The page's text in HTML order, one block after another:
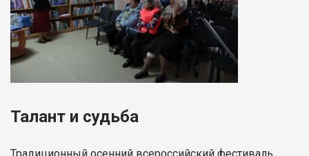
Талант и судьба